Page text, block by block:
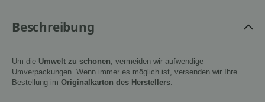
Beschreibung
Um die Umwelt zu schonen , vermeiden wir aufwendige
Umverpackungen. Wenn immer es möglich ist, versenden wir Ihre
Bestellung im Originalkarton des Herstellers